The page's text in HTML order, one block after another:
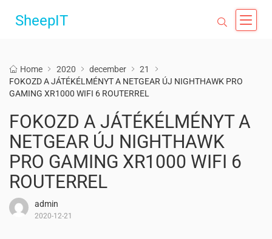
SheepIT
Home 2020 december
21
FOKOZD A JÁTÉKÉLMÉNYT A NETGEAR ÚJ NIGHTHAWK PRO
GAMING XR1000 WIFI 6 ROUTERREL
FOKOZD A JÁTÉKÉLMÉNYT A
NETGEAR ÚJ NIGHTHAWK
PRO GAMING XR1000 WIFI 6
ROUTERREL
admin
2020-12-21